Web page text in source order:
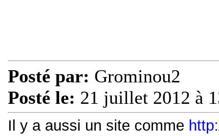
Posté par: Grominou2
Posté le: 21 juillet 2012 à
Il y a aussi un site comme